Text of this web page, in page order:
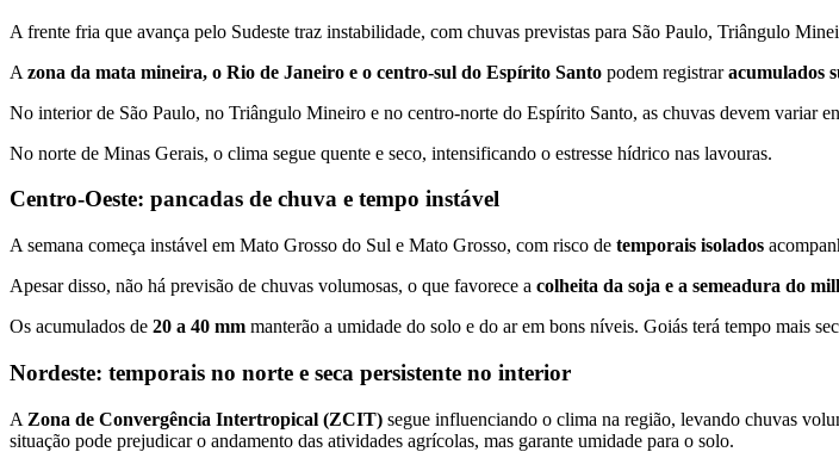
A frente fria que avança pelo Sudeste traz instabilidade, com chuvas previstas para São Paulo, Triângulo
A zona da mata mineira, o Rio de Janeiro e o centro-sul do Espírito Santo podem registraracumulados
No interior de São Paulo, no Triângulo Mineiro e no centro-norte do Espírito Santo, as chuvas devem variar
No norte de Minas Gerais, o clima segue quente e seco, intensificando o estresse hídrico nas lavouras.
Centro-Oeste: pancadas de chuva e tempo instável
A semana começa instável em Mato Grosso do Sul e Mato Grosso, com risco de temporais isolados
Apesar disso, não há previsão de chuvas volumosas, o que favorece a colheita da soja e a semeadura do
Os acumulados de 20 a 40 mm manterão a umidade do solo e do ar em bons níveis. Goiás terá tempo mais
Nordeste: temporais no norte e seca persistente no interior
A Zona de Convergência Intertropical (ZCIT) segue influenciando o clima na região, levando chuvas
situação pode prejudicar o andamento das atividades agrícolas, mas garante umidade para o solo.